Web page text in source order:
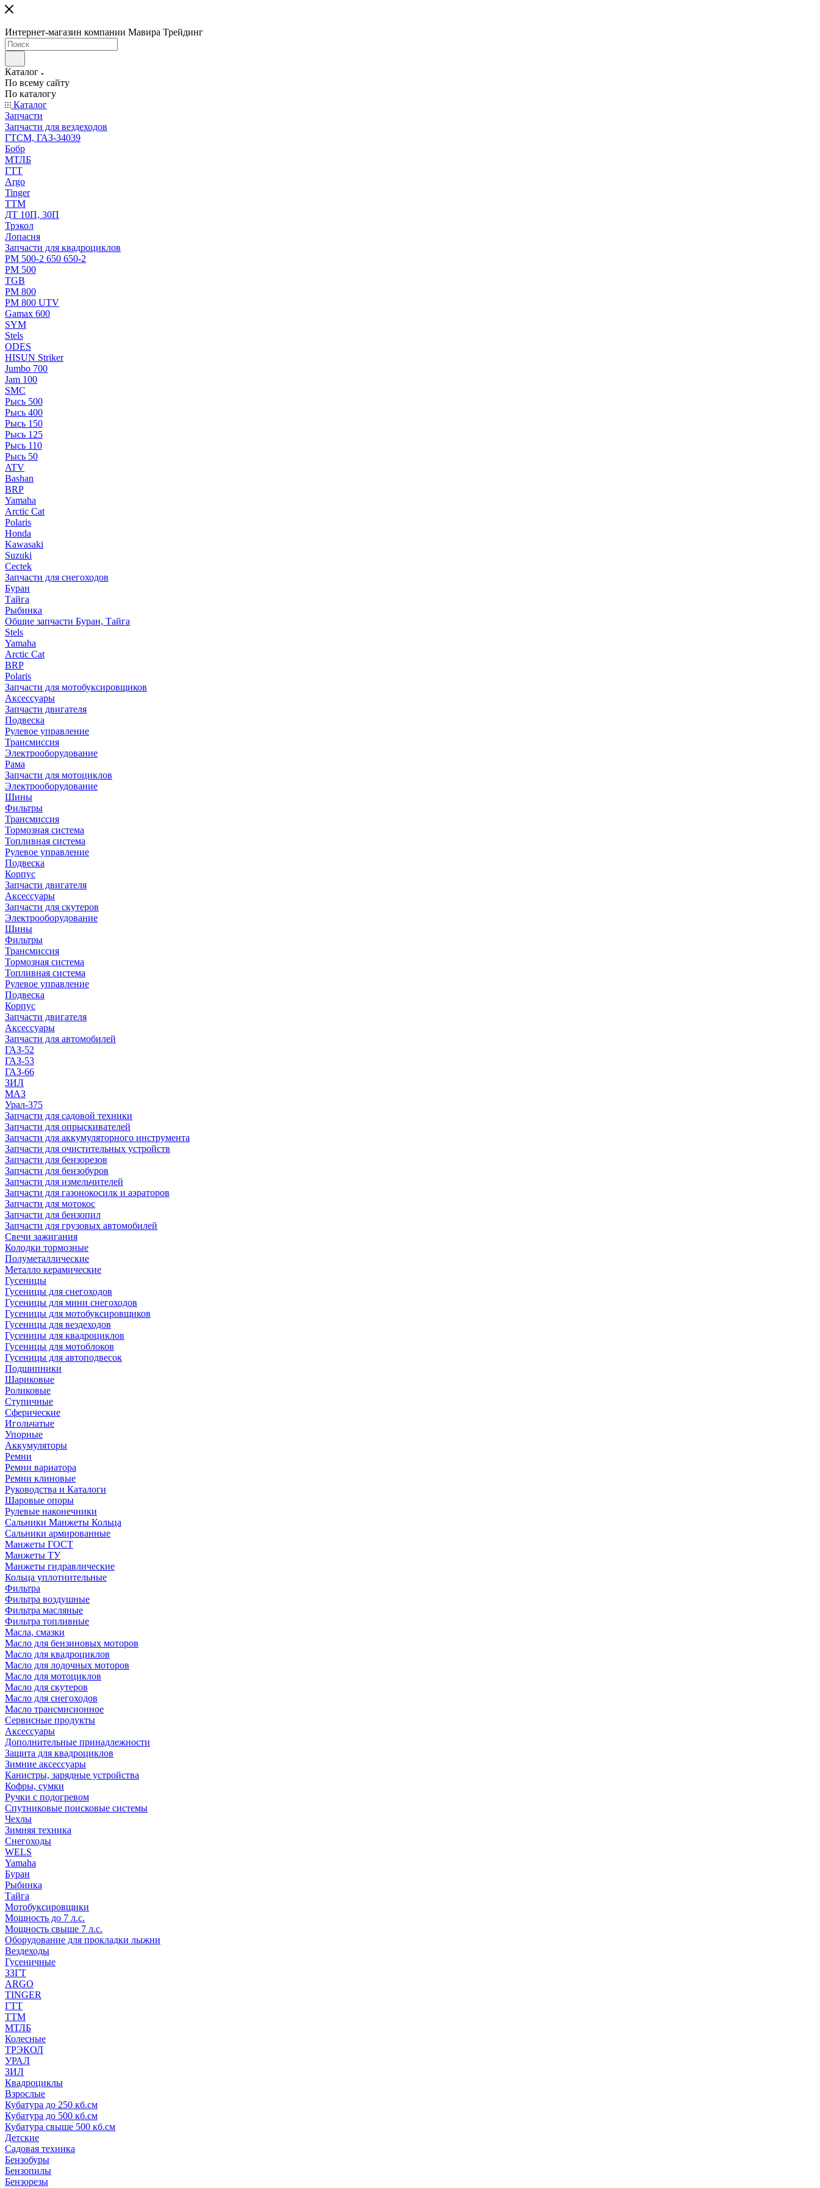
Интернет-магазин компании Мавира Трейдинг
Каталог
По всему сайту
По каталогу
Каталог
Запчасти
Запчасти для вездеходов
ГТСМ, ГАЗ-34039
Бобр
МТЛБ
ГТТ
Argo
Tinger
ТТМ
ДТ 10П, 30П
Трэкол
Лопасня
Запчасти для квадроциклов
РМ 500-2 650 650-2
РМ 500
TGB
РМ 800
РМ 800 UTV
Gamax 600
SYM
Stels
ОDЕS
HISUN Striker
Jumbo 700
Jam 100
SMC
Рысь 500
Рысь 400
Рысь 150
Рысь 125
Рысь 110
Рысь 50
ATV
Bashan
BRP
Yamaha
Arctic Cat
Polaris
Honda
Kawasaki
Suzuki
Cectek
Запчасти для снегоходов
Буран
Тайга
Рыбинка
Общие запчасти Буран, Тайга
Stels
Yamaha
Arctic Cat
BRP
Polaris
Запчасти для мотобуксировщиков
Аксессуары
Запчасти двигателя
Подвеска
Рулевое управление
Трансмиссия
Электрооборудование
Рама
Запчасти для мотоциклов
Электрооборудование
Шины
Фильтры
Трансмиссия
Тормозная система
Топливная система
Рулевое управление
Подвеска
Корпус
Запчасти двигателя
Аксессуары
Запчасти для скутеров
Электрооборудование
Шины
Фильтры
Трансмиссия
Тормозная система
Топливная система
Рулевое управление
Подвеска
Корпус
Запчасти двигателя
Аксессуары
Запчасти для автомобилей
ГАЗ-52
ГАЗ-53
ГАЗ-66
ЗИЛ
МАЗ
Урал-375
Запчасти для садовой техники
Запчасти для опрыскивателей
Запчасти для аккумуляторного инструмента
Запчасти для очистительных устройств
Запчасти для бензорезов
Запчасти для бензобуров
Запчасти для измельчителей
Запчасти для газонокосилк и аэраторов
Запчасти для мотокос
Запчасти для бензопил
Запчасти для грузовых автомобилей
Свечи зажигания
Колодки тормозные
Полуметаллические
Металло керамические
Гусеницы
Гусеницы для снегоходов
Гусеницы для мини снегоходов
Гусеницы для мотобуксировщиков
Гусеницы для вездеходов
Гусеницы для квадроциклов
Гусеницы для мотоблоков
Гусеницы для автоподвесок
Подшипники
Шариковые
Роликовые
Ступичные
Сферические
Игольчатые
Упорные
Аккумуляторы
Ремни
Ремни вариатора
Ремни клиновые
Руководства и Каталоги
Шаровые опоры
Рулевые наконечники
Сальники Манжеты Кольца
Сальники армированные
Манжеты ГОСТ
Манжеты ТУ
Манжеты гидравлические
Кольца уплотнительные
Фильтра
Фильтра воздушные
Фильтра масляные
Фильтра топливные
Масла, смазки
Масло для бензиновых моторов
Масло для квадроциклов
Масло для лодочных моторов
Масло для мотоциклов
Масло для скутеров
Масло для снегоходов
Масло трансмисионное
Сервисные продукты
Аксессуары
Дополнительные принадлежности
Защита для квадроциклов
Зимние аксессуары
Канистры, зарядные устройства
Кофры, сумки
Ручки с подогревом
Спутниковые поисковые системы
Чехлы
Зимняя техника
Снегоходы
WELS
Yamaha
Буран
Рыбинка
Тайга
Мотобуксировщики
Мощность до 7 л.с.
Мощность свыше 7 л.с.
Оборудование для прокладки лыжни
Вездеходы
Гусеничные
ЗЗГТ
ARGO
TINGER
ГТТ
ТТМ
МТЛБ
Колесные
ТРЭКОЛ
УРАЛ
ЗИЛ
Квадроциклы
Взрослые
Кубатура до 250 кб.см
Кубатура до 500 кб.см
Кубатура свыше 500 кб.см
Детские
Садовая техника
Бензобуры
Бензопилы
Бензорезы